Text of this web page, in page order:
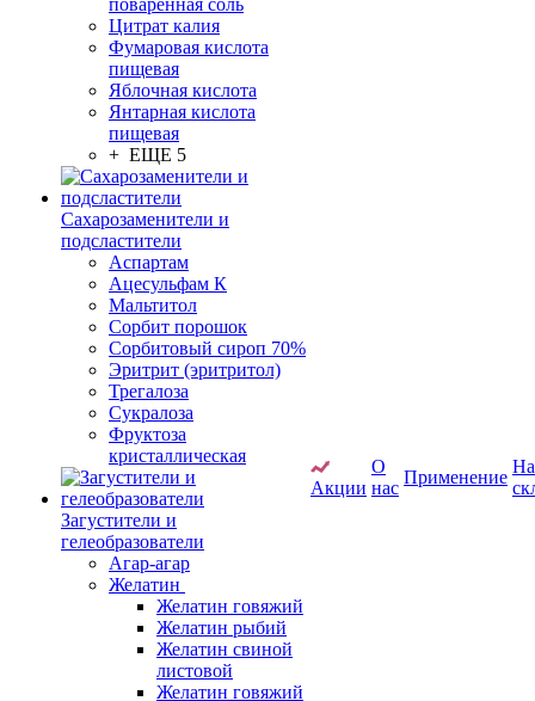
поваренная соль
Цитрат калия
Фумаровая кислота
пищевая
Яблочная кислота
Янтарная кислота
пищевая
+ ЕЩЕ 5
Сахарозаменители и
подсластители
Аспартам
Ацесульфам К
Мальтитол
Сорбит порошок
Сорбитовый сироп 70%
Эритрит (эритритол)
Трегалоза
Сукралоза
Фруктоза
кристаллическая
Загустители и
гелеобразователи
Агар-агар
Желатин
Желатин говяжий
Желатин рыбий
Желатин свиной
листовой
Желатин говяжий
Акции
О
нас
Применение